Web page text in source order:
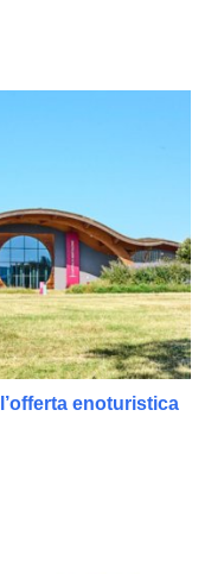
enoturistica